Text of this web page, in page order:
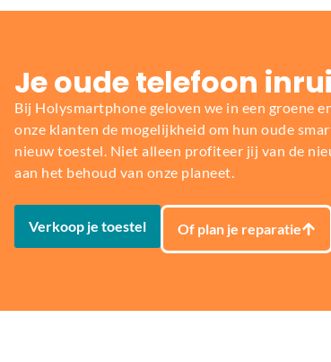
Je oude telefoon
Bij Holysmartphone geloven we in een groene
onze klanten de mogelijkheid om hun oude
nieuw toestel. Niet alleen profiteer jij van de
aan het behoud van onze planeet.
Verkoop je toestel Of plan je reparatie